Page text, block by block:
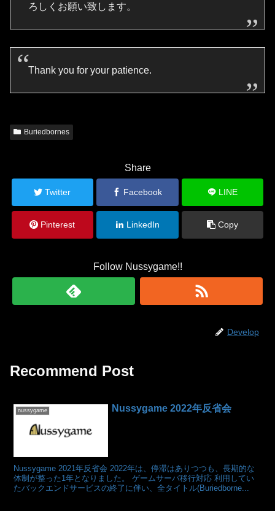
ろしくお願い致します。
Thank you for your patience.
Buriedbornes
Share
Twitter Facebook LINE
Pinterest LinkedIn Copy
Follow Nussygame!!
Develop
Recommend Post
nussygame Nussygame 2022年反省会
Nussygame 2021年反省会 2022年は、停滞はありつつも、長期的な
体制が整った1年となりました。 ゲームサーバ移行対応 利用してい
たバックエンドサービスの終了に伴い、全タイトル(Buriedborne...